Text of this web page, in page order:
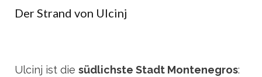
Der Strand von Ulcinj
Ulcinj ist die südlichste Stadt Montenegros: